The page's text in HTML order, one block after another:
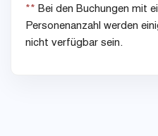
** Bei den Buchungen mit
Personenanzahl werden
nicht verfügbar sein.